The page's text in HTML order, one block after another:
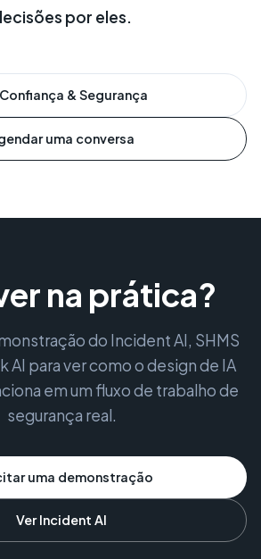
por eles.
& Segurança
uma conversa
na prática?
do Incident AI, SHMS
AI para ver como o design de IA
em um fluxo de trabalho de
segurança real.
uma demonstração
Ver Incident AI